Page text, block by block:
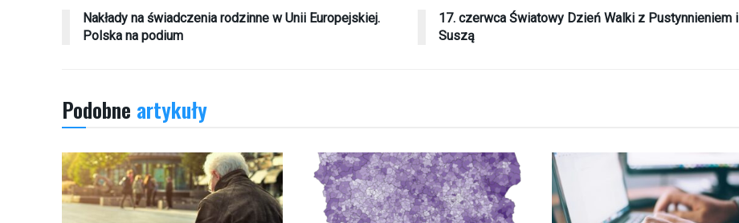
Nakłady na świadczenia rodzinne w Unii Europejskiej.
Polska na podium
17. czerwca Światowy Dzień Walki z Pustynnieniem i
Suszą
Podobne artykuły